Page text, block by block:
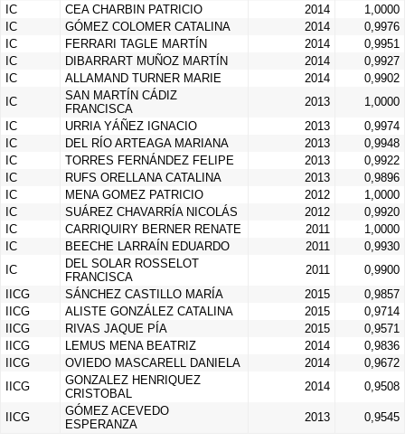
IC
CEA CHARBIN PATRICIO 2014
1,0000
IC
GÓMEZ COLOMER CATALINA 2014
0,9976
IC
FERRARI TAGLE MARTÍN 2014
0,9951
IC
DIBARRART MUÑOZ MARTÍN 2014
0,9927
IC
ALLAMAND TURNER MARIE 2014
0,9902
IC
SAN MARTÍN CÁDIZ
FRANCISCA
2013
1,0000
IC
URRIA YÁÑEZ IGNACIO 2013
0,9974
IC
DEL RÍO ARTEAGA MARIANA 2013
0,9948
IC
TORRES FERNÁNDEZ FELIPE 2013
0,9922
IC
RUFS ORELLANA CATALINA 2013
0,9896
IC
MENA GOMEZ PATRICIO 2012
1,0000
IC
SUÁREZ CHAVARRÍA NICOLÁS 2012
0,9920
IC
CARRIQUIRY BERNER RENATE 2011
1,0000
IC
BEECHE LARRAÍN EDUARDO 2011
0,9930
IC
DEL SOLAR ROSSELOT
FRANCISCA
2011
0,9900
IICG
SÁNCHEZ CASTILLO MARÍA 2015
0,9857
IICG
ALISTE GONZÁLEZ CATALINA 2015
0,9714
IICG
RIVAS JAQUE PÍA 2015
0,9571
IICG
LEMUS MENA BEATRIZ 2014
0,9836
IICG
OVIEDO MASCARELL DANIELA 2014
0,9672
IICG
GONZALEZ HENRIQUEZ
CRISTOBAL
2014 0,9508
IICG
GÓMEZ ACEVEDO
ESPERANZA
2013 0,9545